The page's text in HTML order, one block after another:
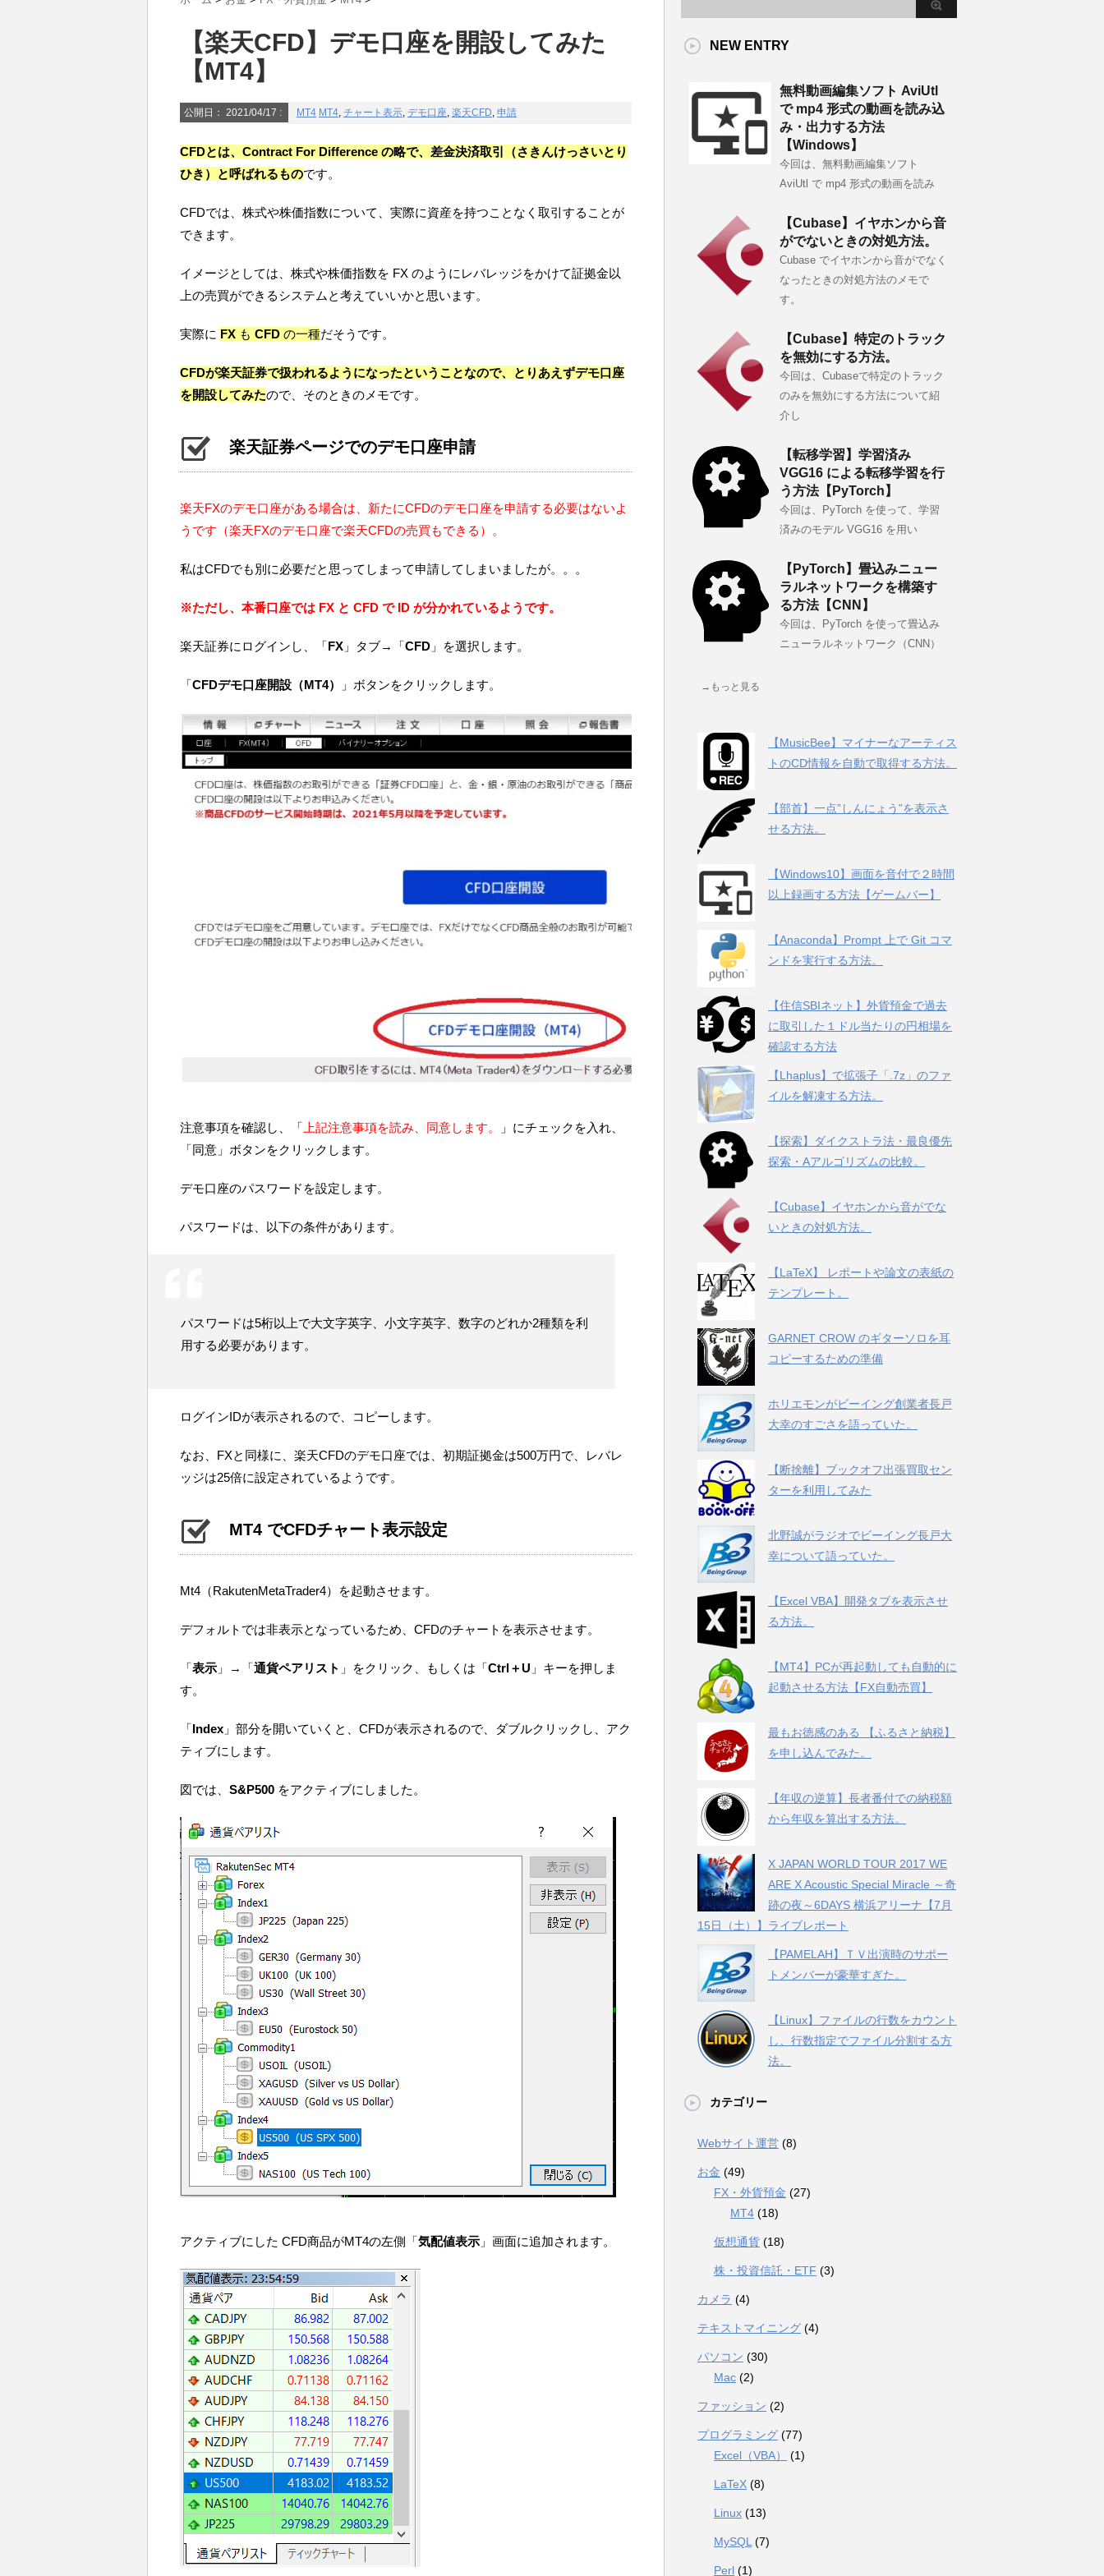
【楽天CFD】デモ口座を開設してみた
【MT4】
公開日： 2021/04/17 : MT4 MT4, チャート表示, デモ口座, 楽天CFD, 申請
CFDとは、Contract For Difference の略で、差金決済取引（さきんけっさいとり
ひき）と呼ばれるものです。
CFDでは、株式や株価指数について、実際に資産を持つことなく取引することが
できます。
イメージとしては、株式や株価指数を FX のようにレバレッジをかけて証拠金以
上の売買ができるシステムと考えていいかと思います。
実際に FX も CFD の一種だそうです。
CFDが楽天証券で扱われるようになったということなので、とりあえずデモ口座
を開設してみたので、そのときのメモです。
楽天証券ページでのデモ口座申請
楽天FXのデモ口座がある場合は、新たにCFDのデモ口座を申請する必要はないよ
うです（楽天FXのデモ口座で楽天CFDの売買もできる）。
私はCFDでも別に必要だと思ってしまって申請してしまいましたが。。。
※ただし、本番口座では FX と CFD で ID が分かれているようです。
楽天証券にログインし、「FX 」タブ→「CFD 」を選択します。
「CFDデモ口座開設（MT4） 」ボタンをクリックします。
注意事項を確認し、「 上記注意事項を読み、同意します。
」にチェックを入れ、
「同意」ボタンをクリックします。
デモ口座のパスワードを設定します。
パスワードは、以下の条件があります。
パスワードは5桁以上で大文字英字、小文字英字、数字のどれか2種類を利
用する必要があります。
ログインIDが表示されるので、コピーします。
なお、FXと同様に、楽天CFDのデモ口座では、初期証拠金は500万円で、レバレ
ッジは25倍に設定されているようです。
MT4 でCFDチャート表示設定
Mt4（RakutenMetaTrader4）を起動させます。
デフォルトでは非表示となっているため、CFDのチャートを表示させます。
「表示 」→「通貨ペアリスト 」をクリック、もしくは「Ctrl＋U 」キーを押しま
す。
「Index 」部分を開いていくと、CFDが表示されるので、ダブルクリックし、アク
ティブにします。
図では、 S&P500 をアクティブにしました。
アクティブにした CFD商品がMT4の左側「気配値表示 」画面に追加されます。
NEW ENTRY
無料動画編集ソフト AviUtl
で mp4 形式の動画を読み込
み・出力する方法
【Windows】
今回は、無料動画編集ソフト
AviUtl で mp4 形式の動画を読み
【Cubase】イヤホンから音
がでないときの対処方法。
Cubase でイヤホンから音がでなく
なったときの対処方法のメモで
す。
【Cubase】特定のトラック
を無効にする方法。
今回は、Cubaseで特定のトラック
のみを無効にする方法について紹
介し
【転移学習】学習済み
VGG16 による転移学習を行
う方法【PyTorch】
今回は、PyTorch を使って、学習
済みのモデル VGG16 を用い
【PyTorch】畳込みニュー
ラルネットワークを構築す
る方法【CNN】
今回は、PyTorch を使って畳込み
ニューラルネットワーク（CNN）
→もっと見る
【MusicBee】マイナーなアーティス
トのCD情報を自動で取得する方法。
【部首】一点”しんにょう”を表示さ
せる方法。
【Windows10】画面を音付で２時間
以上録画する方法【ゲームバー】
【Anaconda】Prompt 上で Git コマ
ンドを実行する方法。
【住信SBIネット】外貨預金で過去
に取引した１ドル当たりの円相場を
確認する方法
【Lhaplus】で拡張子「.7z」のファ
イルを解凍する方法。
【探索】ダイクストラ法・最良優先
探索・Aアルゴリズムの比較。
【Cubase】イヤホンから音がでな
いときの対処方法。
【LaTeX】 レポートや論文の表紙の
テンプレート。
GARNET CROW のギターソロを耳
コピーするための準備
ホリエモンがビーイング創業者長戸
大幸のすごさを語っていた。
【断捨離】ブックオフ出張買取セン
ターを利用してみた
北野誠がラジオでビーイング長戸大
幸について語っていた。
【Excel VBA】開発タブを表示させ
る方法。
【MT4】PCが再起動しても自動的に
起動させる方法【FX自動売買】
最もお徳感のある 【ふるさと納税】
を申し込んでみた。
【年収の逆算】長者番付での納税額
から年収を算出する方法。
X JAPAN WORLD TOUR 2017 WE
ARE X Acoustic Special Miracle ～奇
跡の夜～6DAYS 横浜アリーナ【7月
15日（土）】ライブレポート
【PAMELAH】ＴＶ出演時のサポー
トメンバーが豪華すぎた。
【Linux】ファイルの行数をカウント
し、行数指定でファイル分割する方
法。
カテゴリー
Webサイト運営 (8)
お金 (49)
FX・外貨預金 (27)
MT4 (18)
仮想通貨 (18)
株・投資信託・ETF (3)
カメラ (4)
テキストマイニング (4)
パソコン (30)
Mac (2)
ファッション (2)
プログラミング (77)
Excel（VBA）
(1)
LaTeX (8)
Linux (13)
MySQL (7)
Perl (1)